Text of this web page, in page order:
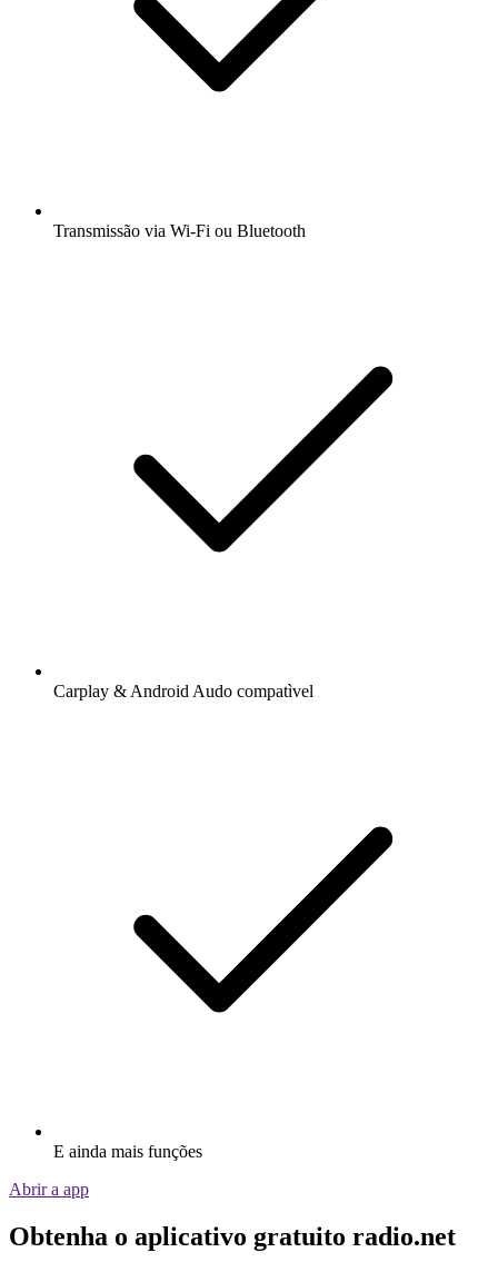
Transmissão via Wi-Fi ou Bluetooth
Carplay & Android Audo compatìvel
E ainda mais funções
Abrir a app
Obtenha o aplicativo gratuito radio.net